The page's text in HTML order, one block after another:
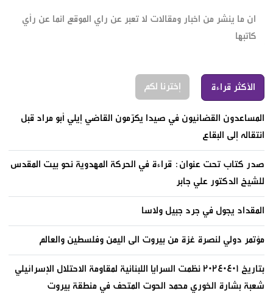
ان ما ينشر من اخبار ومقالات لا تعبر عن راي الموقع انما عن رأي
كاتبها
الأكثر قراءة إخترنا لكم
المساعدون القضائيون في صيدا يكرّمون القاضي إيلي أبو مراد قبل
انتقاله إلى البقاع
صدر كتاب تحت عنوان: قراءة في الحركة المهدوية نحو بيت المقدس
للشيخ الدكتور علي جابر
المقداد يجول في جرد جبيل ولاسا
مؤتمر دولي لنصرة غزة من بيروت الى اليمن وفلسطين والعالم
بتاريخ ٢٠٢٤٠٤٠١ نظمت السرايا اللبنانية لمقاومة الاحتلال الإسرائيلي
شعبة بشارة الخوري محمد الحوت المتحف في منطقة بيروت